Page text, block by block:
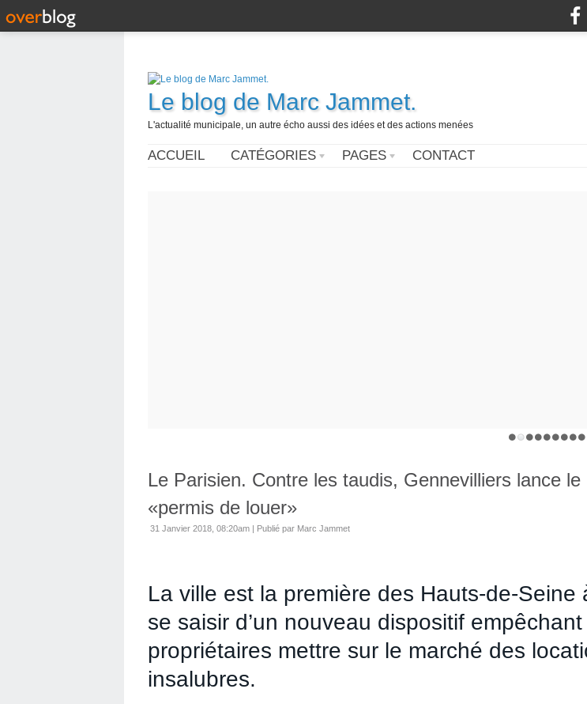
Le blog de Marc Jammet.
L'actualité municipale, un autre écho aussi des idées et des actions menées
ACCUEIL CATÉGORIES PAGES CONTACT
Le Parisien. Contre les taudis, Gennevilliers lance le
«permis de louer»
31 Janvier 2018, 08:20am | Publié par Marc Jammet
La ville est la première des Hauts-de-Seine
se saisir d’un nouveau dispositif empêchant
propriétaires mettre sur le marché des
insalubres.